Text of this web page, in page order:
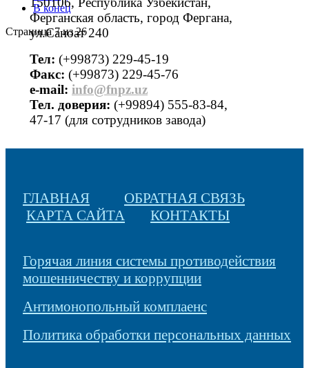
В конец
Страница 7 из 26
Ферганская область, город Фергана,
ул.Саноат 240
Тел: (+99873) 229-45-19
Факс: (+99873) 229-45-76
е-mail: info@fnpz.uz
Тел. доверия: (+99894) 555-83-84,
47-17 (для сотрудников завода)
ГЛАВНАЯ
ОБРАТНАЯ СВЯЗЬ
КАРТА САЙТА
КОНТАКТЫ
Горячая линия системы противодействия
мошенничеству и коррупции
Антимонопольный комплаенс
Политика обработки персональных данных